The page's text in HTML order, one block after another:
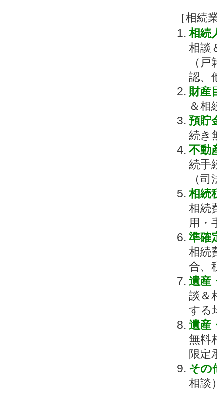
［相続
相続
相談
（
認、
財産
＆相
預貯
続き
不動
続手
（
相続
相続
用・
準確
相続
合、
遺産
談＆
する
遺産
無料
限定
その
相談